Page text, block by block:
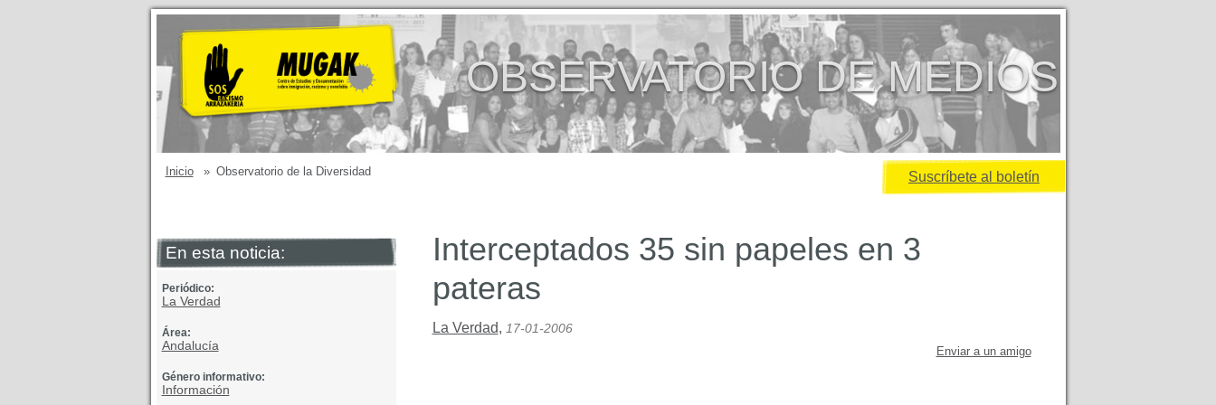
OBSERVATORIO DE MEDIOS
Inicio » Observatorio de la Diversidad Suscríbete al boletín
En esta noticia:
Periódico:
La Verdad
Área:
Andalucía
Género informativo:
Información
Interceptados 35 sin papeles en 3
pateras
La Verdad, 17-01-2006
Enviar a un amigo